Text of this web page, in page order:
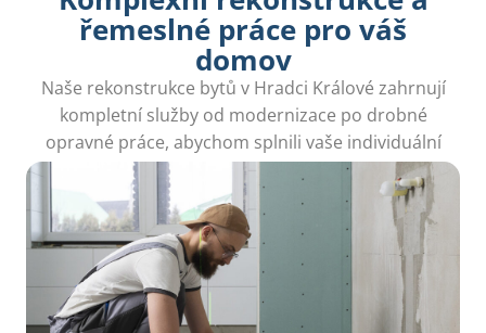
řemeslné práce pro váš
domov
Naše rekonstrukce bytů v Hradci Králové zahrnují
kompletní služby od modernizace po drobné
opravné práce, abychom splnili vaše individuální
potřeby.